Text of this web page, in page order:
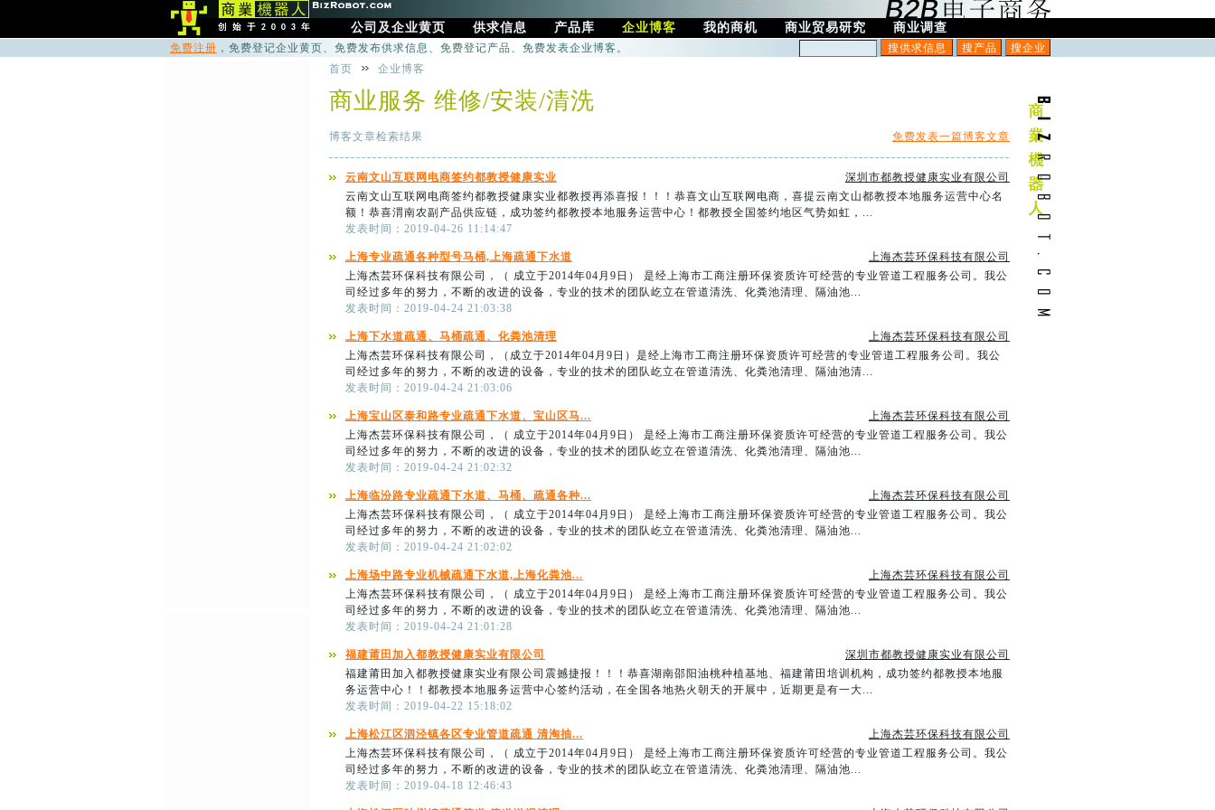
公司及企业黄页 供求信息 产品库 企业博客 我的商机 商业贸易研究 商业调查
免费注册 ，免费登记企业黄页、免费发布供求信息、免费登记产品、免费发表企业博客。
首页
企业博客
商业服务 维修/安装/清洗
博客文章检索结果 免费发表一篇博客文章
云南文山互联网电商签约都教授健康实业
深圳市都教授健康实业有限公司
云南文山互联网电商签约都教授健康实业都教授再添喜报！！！恭喜文山互联网电商，喜提云南文山都教授本地服务运营中心名
额！恭喜渭南农副产品供应链，成功签约都教授本地服务运营中心！都教授全国签约地区气势如虹，...
发表时间：2019-04-26 11:14:47
上海专业疏通各种型号马桶,上海疏通下水道
上海杰芸环保科技有限公司
上海杰芸环保科技有限公司，（ 成立于2014年04月9日） 是经上海市工商注册环保资质许可经营的专业管道工程服务公司。我公
司经过多年的努力，不断的改进的设备，专业的技术的团队屹立在管道清洗、化粪池清理、隔油池...
发表时间：2019-04-24 21:03:38
上海下水道疏通、马桶疏通、化粪池清理
上海杰芸环保科技有限公司
上海杰芸环保科技有限公司，（成立于2014年04月9日）是经上海市工商注册环保资质许可经营的专业管道工程服务公司。我公
司经过多年的努力，不断的改进的设备，专业的技术的团队屹立在管道清洗、化粪池清理、隔油池清...
发表时间：2019-04-24 21:03:06
上海宝山区泰和路专业疏通下水道、宝山区马...
上海杰芸环保科技有限公司
上海杰芸环保科技有限公司，（ 成立于2014年04月9日） 是经上海市工商注册环保资质许可经营的专业管道工程服务公司。我公
司经过多年的努力，不断的改进的设备，专业的技术的团队屹立在管道清洗、化粪池清理、隔油池...
发表时间：2019-04-24 21:02:32
上海临汾路专业疏通下水道、马桶、疏通各种...
上海杰芸环保科技有限公司
上海杰芸环保科技有限公司，（ 成立于2014年04月9日） 是经上海市工商注册环保资质许可经营的专业管道工程服务公司。我公
司经过多年的努力，不断的改进的设备，专业的技术的团队屹立在管道清洗、化粪池清理、隔油池...
发表时间：2019-04-24 21:02:02
上海场中路专业机械疏通下水道,上海化粪池...
上海杰芸环保科技有限公司
上海杰芸环保科技有限公司，（ 成立于2014年04月9日） 是经上海市工商注册环保资质许可经营的专业管道工程服务公司。我公
司经过多年的努力，不断的改进的设备，专业的技术的团队屹立在管道清洗、化粪池清理、隔油池...
发表时间：2019-04-24 21:01:28
福建莆田加入都教授健康实业有限公司
深圳市都教授健康实业有限公司
福建莆田加入都教授健康实业有限公司震撼捷报！！！恭喜湖南邵阳油桃种植基地、福建莆田培训机构，成功签约都教授本地服
务运营中心！！都教授本地服务运营中心签约活动，在全国各地热火朝天的开展中，近期更是有一大...
发表时间：2019-04-22 15:18:02
上海松江区泗泾镇各区专业管道疏通 清淘抽...
上海杰芸环保科技有限公司
上海杰芸环保科技有限公司，（ 成立于2014年04月9日） 是经上海市工商注册环保资质许可经营的专业管道工程服务公司。我公
司经过多年的努力，不断的改进的设备，专业的技术的团队屹立在管道清洗、化粪池清理、隔油池...
发表时间：2019-04-18 12:46:43